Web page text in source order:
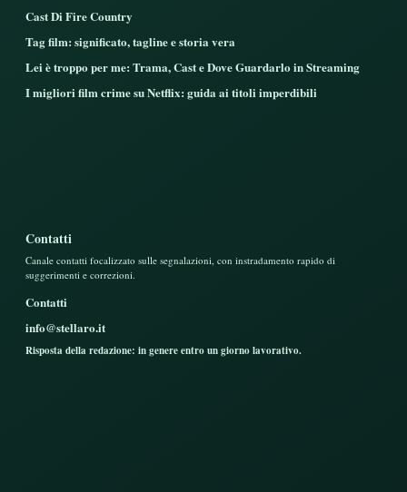
Cast Di Fire Country
Tag film: significato, tagline e storia vera
Lei è troppo per me: Trama, Cast e Dove Guardarlo in Streaming
I migliori film crime su Netflix: guida ai titoli imperdibili
Contatti
Canale contatti focalizzato sulle segnalazioni, con instradamento rapido di
suggerimenti e correzioni.
Contatti
info@stellaro.it
Risposta della redazione: in genere entro un giorno lavorativo.